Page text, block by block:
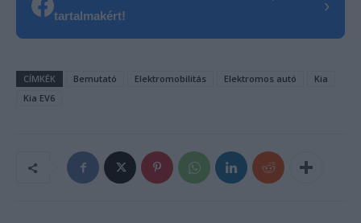
tartalmakért!
›
CÍMKÉK Bemutató Elektromobilitás Elektromos autó
Kia
Kia EV6